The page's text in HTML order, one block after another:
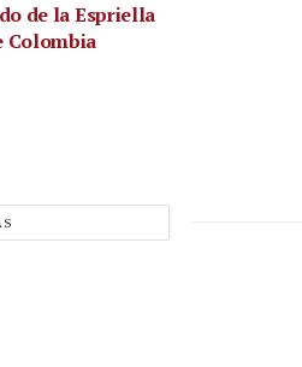
de la Espriella
Colombia